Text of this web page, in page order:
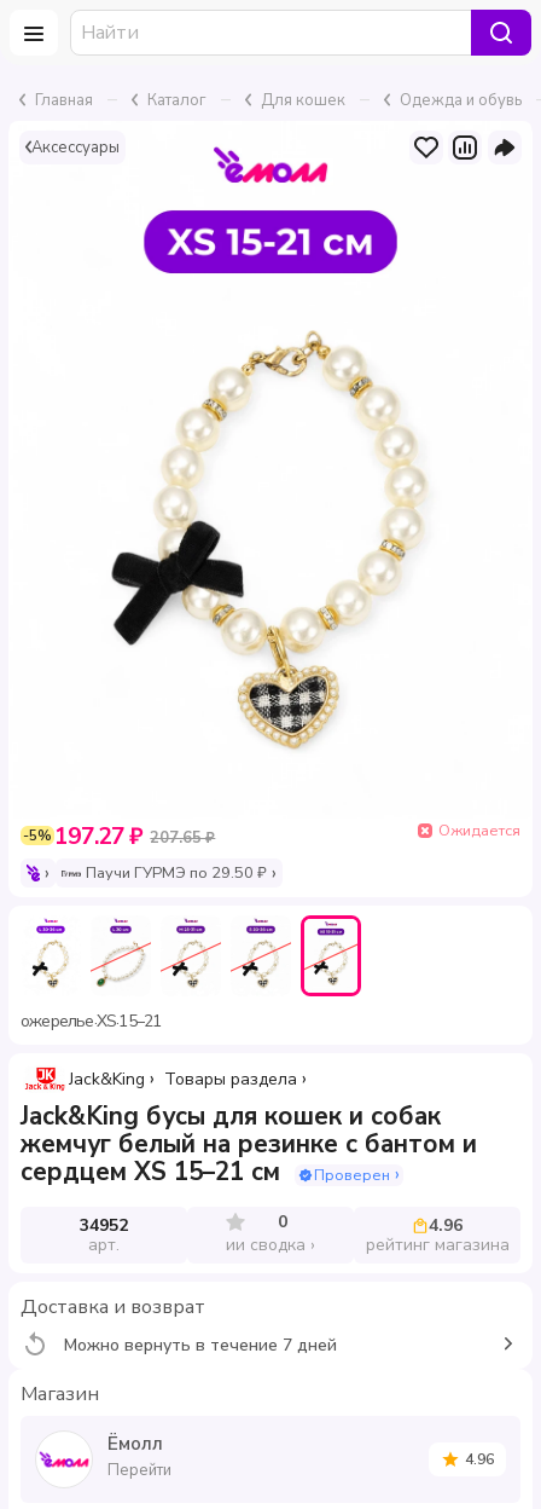
Главная – Каталог – Для кошек – Одежда и обувь
Аксессуары
-5% 197.27 ₽ 207.65 ₽
Ожидается
Паучи ГУРМЭ по 29.50 ₽
ожерелье·XS·15–21
Jack&King Товары раздела
Jack&King бусы для кошек и собак
жемчуг белый на резинке с бантом и
сердцем XS 15–21 см
Проверен
34952
арт.
0
ии сводка
4.96
рейтинг магазина
Доставка и возврат
Можно вернуть в течение 7 дней
Магазин
Ёмолл
Перейти 4.96